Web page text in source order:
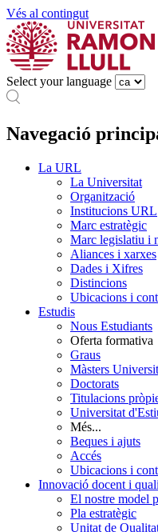
Vés al contingut
Select your language
Navegació
La URL
La Universitat
Organització
Institucions URL
Marc estratègic
Marc legislatiu i
Aliances i xarxes
Dades i Xifres
Distincions
Ubicacions i
Estudis
Nous Estudiants
Oferta formativa
Graus
Màsters
Doctorats
Titulacions
Universitat
Més...
Beques i ajuts
Accés
Ubicacions i
Innovació docent i
El nostre model
Pla estratègic
Unitat de